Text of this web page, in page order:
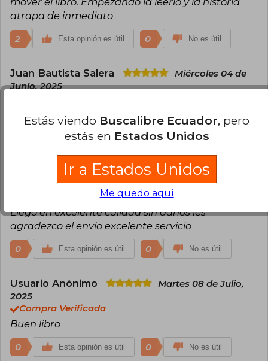
atrapa de inmediato
2 Esta opinión es útil 0 No es útil
Juan Bautista Salera
Miércoles 04 de
Junio, 2025
Hermosa edición en tapas duras
Esta opinión es útil 0 No es útil
Ann Potter-Riddle
Miércoles 11 de
Junio, 2025
Compra Verificada
Llego en excelente calidad sin daños les
agradezco el envío excelente servicio
0 Esta opinión es útil 0 No es útil
Usuario Anónimo
Martes 08 de Julio,
2025
Compra Verificada
Buen libro
0 Esta opinión es útil 0 No es útil
Estás viendo Buscalibre Ecuador, pero
estás en Estados Unidos
Ir a Estados Unidos
Me quedo aquí